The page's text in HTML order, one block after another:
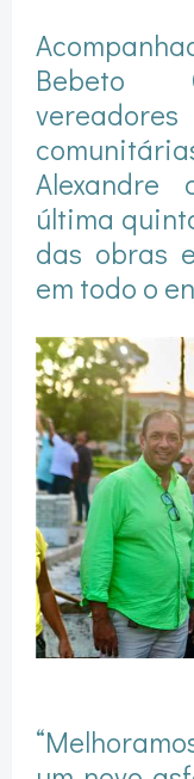
Bebeto
última
das obras
em todo o